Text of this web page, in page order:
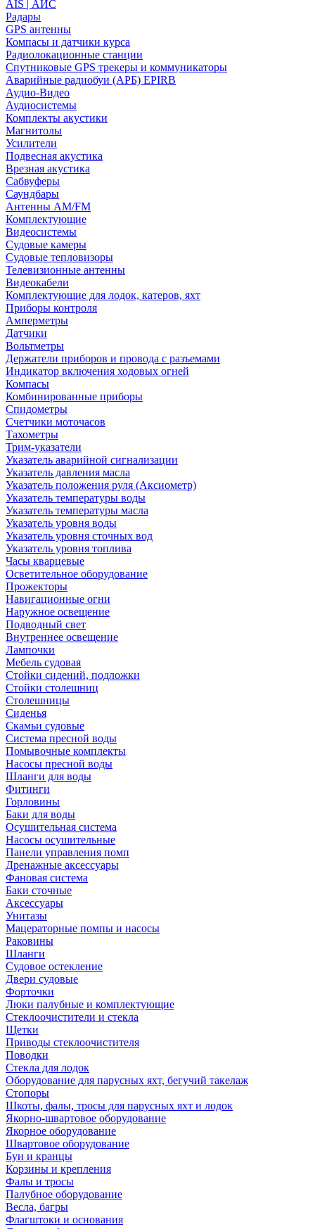
AIS | АИС
Радары
GPS антенны
Компасы и датчики курса
Радиолокационные станции
Спутниковые GPS трекеры и коммуникаторы
Аварийные радиобуи (АРБ) EPIRB
Аудио-Видео
Аудиосистемы
Комплекты акустики
Магнитолы
Усилители
Подвесная акустика
Врезная акустика
Сабвуферы
Саундбары
Антенны AM/FM
Комплектующие
Видеосистемы
Судовые камеры
Cудовые тепловизоры
Телевизионные антенны
Видеокабели
Комплектующие для лодок, катеров, яхт
Приборы контроля
Амперметры
Датчики
Вольтметры
Держатели приборов и провода с разъемами
Индикатор включения ходовых огней
Компасы
Комбинированные приборы
Спидометры
Счетчики моточасов
Тахометры
Трим-указатели
Указатель аварийной сигнализации
Указатель давления масла
Указатель положения руля (Аксиометр)
Указатель температуры воды
Указатель температуры масла
Указатель уровня воды
Указатель уровня сточных вод
Указатель уровня топлива
Часы кварцевые
Осветительное оборудование
Прожекторы
Навигационные огни
Наружное освещение
Подводный свет
Внутреннее освещение
Лампочки
Мебель судовая
Стойки сидений, подложки
Стойки столешниц
Столешницы
Сиденья
Скамьи судовые
Система пресной воды
Помывочные комплекты
Насосы пресной воды
Шланги для воды
Фитинги
Горловины
Баки для воды
Осушительная система
Насосы осушительные
Панели управления помп
Дренажные аксессуары
Фановая система
Баки сточные
Аксессуары
Унитазы
Мацераторные помпы и насосы
Раковины
Шланги
Судовое остекление
Двери судовые
Форточки
Люки палубные и комплектующие
Стеклоочистители и стекла
Щетки
Приводы стеклоочистителя
Поводки
Стекла для лодок
Оборудование для парусных яхт, бегучий такелаж
Стопоры
Шкоты, фалы, тросы для парусных яхт и лодок
Якорно-швартовое оборудование
Якорное оборудование
Швартовое оборудование
Буи и кранцы
Корзины и крепления
Фалы и тросы
Палубное оборудование
Весла, багры
Флагштоки и основания